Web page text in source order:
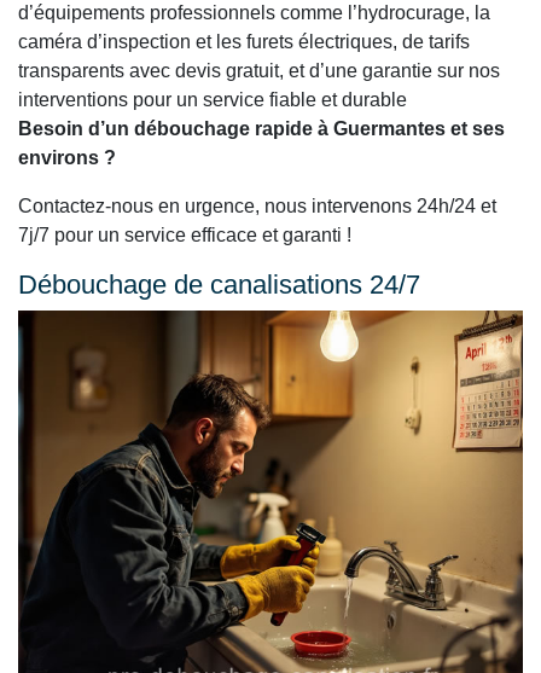
d’équipements professionnels comme l’hydrocurage, la
caméra d’inspection et les furets électriques, de tarifs
transparents avec devis gratuit, et d’une garantie sur nos
interventions pour un service fiable et durable
Besoin d’un débouchage rapide à Guermantes et ses
environs ?
Contactez-nous en urgence, nous intervenons 24h/24 et
7j/7 pour un service efficace et garanti !
Débouchage de canalisations 24/7